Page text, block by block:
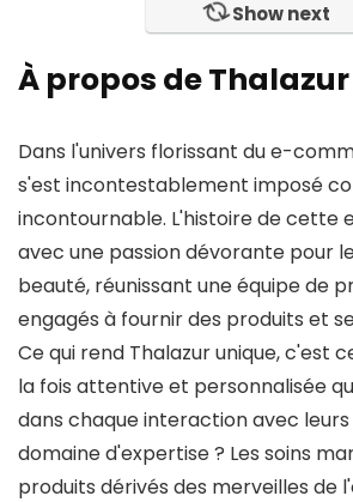
Show next
À propos de Thalazur
Dans l'univers florissant du e-
s'est incontestablement imposé
incontournable. L'histoire de cette
avec une passion dévorante pour
beauté, réunissant une équipe de
engagés à fournir des produits et
Ce qui rend Thalazur unique, c'est
la fois attentive et personnalisée
dans chaque interaction avec leurs
domaine d'expertise ? Les soins
produits dérivés des merveilles de